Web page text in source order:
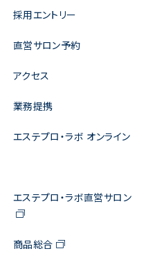
採用エントリー
直営サロン予約
アクセス
業務提携
エステプロ・ラボ オンライン
エステプロ・ラボ直営サロン
商品総合